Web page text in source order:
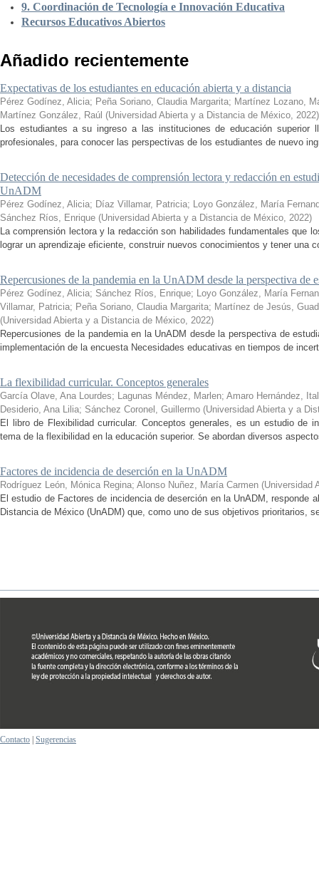
9. Coordinación de Tecnología e Innovación Educativa
Recursos Educativos Abiertos
Añadido recientemente
Expectativas de los estudiantes en educación abierta y a distancia
Pérez Godínez, Alicia; Peña Soriano, Claudia Margarita; Martínez Lozano,
Martínez González, Raúl (Universidad Abierta y a Distancia de México, 2022)
Los estudiantes a su ingreso a las instituciones de educación superior
profesionales, para conocer las perspectivas de los estudiantes de nuevo
Detección de necesidades de comprensión lectora y redacción en
UnADM
Pérez Godínez, Alicia; Díaz Villamar, Patricia; Loyo González, María
Sánchez Ríos, Enrique (Universidad Abierta y a Distancia de México, 2022)
La comprensión lectora y la redacción son habilidades fundamentales que
lograr un aprendizaje eficiente, construir nuevos conocimientos y tener una
Repercusiones de la pandemia en la UnADM desde la perspectiva de
Pérez Godínez, Alicia; Sánchez Ríos, Enrique; Loyo González, María
Villamar, Patricia; Peña Soriano, Claudia Margarita; Martínez de Jesús,
(Universidad Abierta y a Distancia de México, 2022)
Repercusiones de la pandemia en la UnADM desde la perspectiva de
implementación de la encuesta Necesidades educativas en tiempos de
La flexibilidad curricular. Conceptos generales
García Olave, Ana Lourdes; Lagunas Méndez, Marlen; Amaro Hernández,
Desiderio, Ana Lilia; Sánchez Coronel, Guillermo (Universidad Abierta y a
El libro de Flexibilidad curricular. Conceptos generales, es un estudio de
tema de la flexibilidad en la educación superior. Se abordan diversos
Factores de incidencia de deserción en la UnADM
Rodríguez León, Mónica Regina; Alonso Nuñez, María Carmen (Universidad
El estudio de Factores de incidencia de deserción en la UnADM, responde
Distancia de México (UnADM) que, como uno de sus objetivos prioritarios,
Contacto Sugerencias